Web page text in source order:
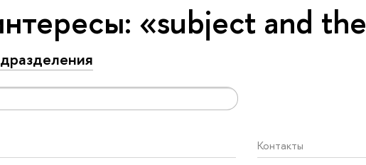
«subject and the
Контакты